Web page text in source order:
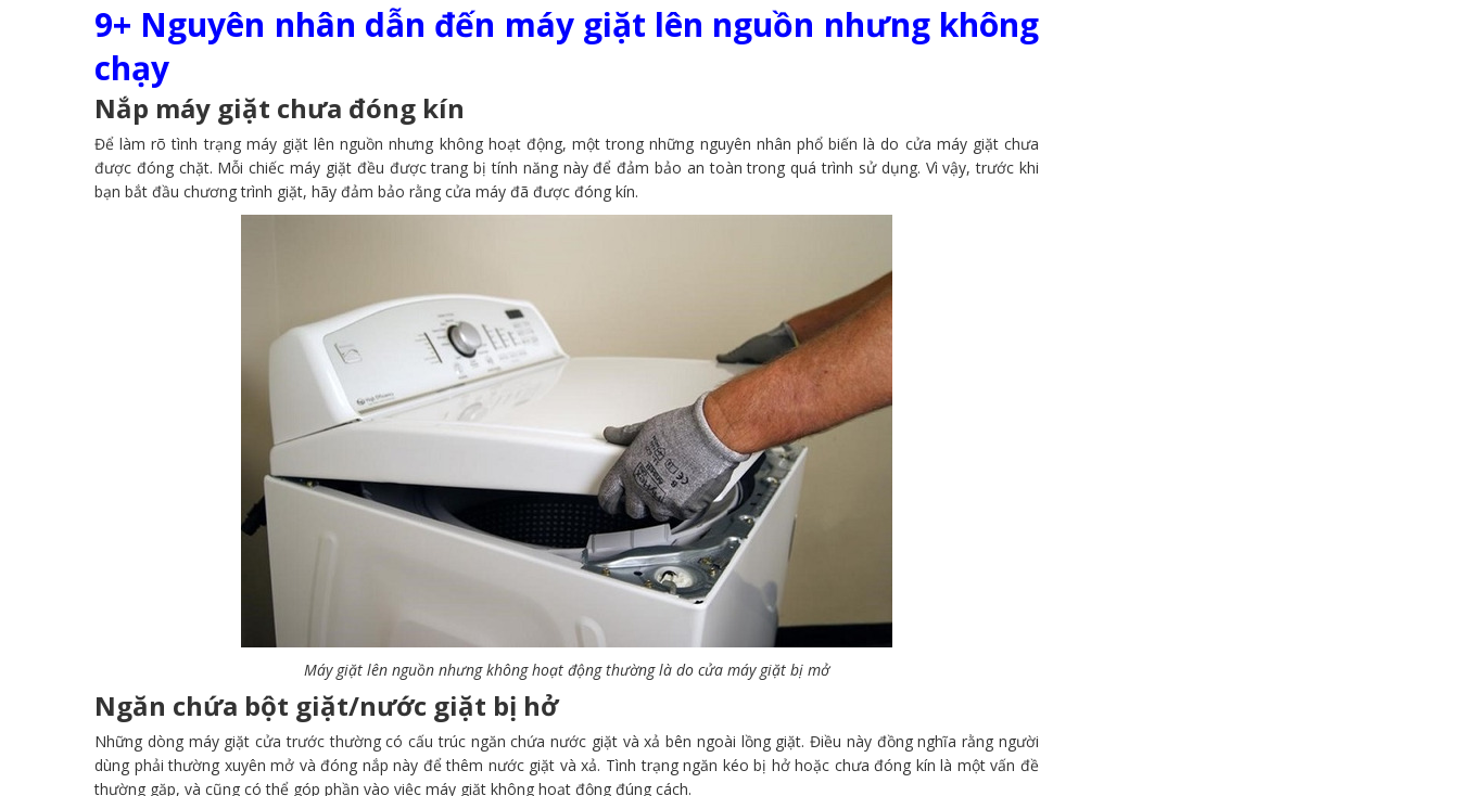
9+ Nguyên nhân dẫn đến máy giặt lên nguồn nhưng không
chạy
Nắp máy giặt chưa đóng kín
Để làm rõ tình trạng máy giặt lên nguồn nhưng không hoạt động, một trong những nguyên nhân phổ biến là do cửa máy giặt chưa
được đóng chặt. Mỗi chiếc máy giặt đều được trang bị tính năng này để đảm bảo an toàn trong quá trình sử dụng. Vì vậy, trước khi
bạn bắt đầu chương trình giặt, hãy đảm bảo rằng cửa máy đã được đóng kín.
Máy giặt lên nguồn nhưng không hoạt động thường là do cửa máy giặt bị mở
Ngăn chứa bột giặt/nước giặt bị hở
Những dòng máy giặt cửa trước thường có cấu trúc ngăn chứa nước giặt và xả bên ngoài lồng giặt. Điều này đồng nghĩa rằng người
dùng phải thường xuyên mở và đóng nắp này để thêm nước giặt và xả. Tình trạng ngăn kéo bị hở hoặc chưa đóng kín là một vấn đề
thường gặp, và cũng có thể góp phần vào việc máy giặt không hoạt động đúng cách.